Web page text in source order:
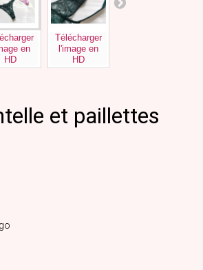
en
HD
Télécharger
l'image en
HD
et paillettes